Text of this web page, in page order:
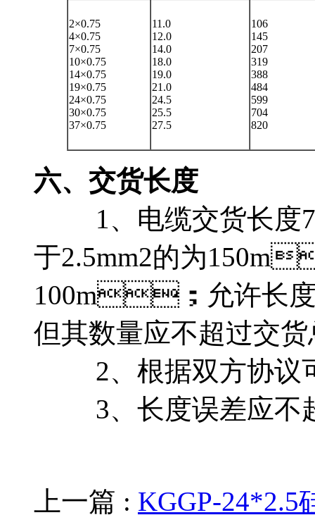
2×0.75
4×0.75
7×0.75
10×0.75
14×0.75
19×0.75
24×0.75
30×0.75
37×0.75
11.0
12.0
14.0
18.0
19.0
21.0
24.5
25.5
27.5
106
145
207
319
388
484
599
704
820
六、 交货长度
1、电缆交货长
于2.5mm2的为
100m；允许长度
但其数量应不超过交货
2、根据双方协议可
3、长度误差应不
上一篇 : KGGP-24*2.5